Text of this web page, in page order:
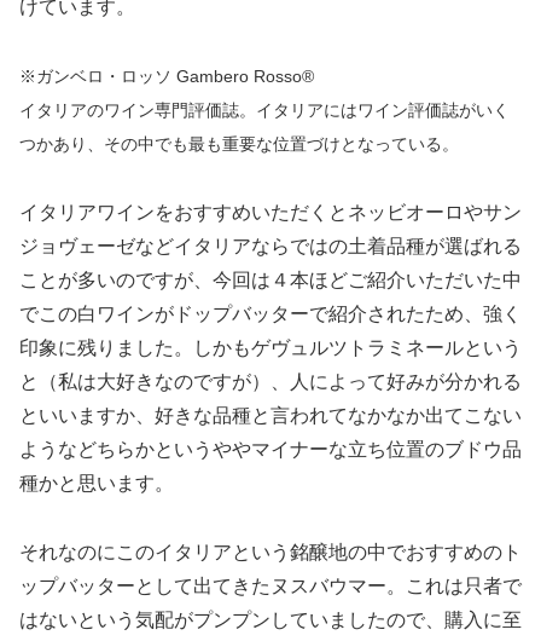
けています。
※ガンベロ・ロッソ Gambero Rosso®
イタリアのワイン専門評価誌。イタリアにはワイン評価誌がいく
つかあり、その中でも最も重要な位置づけとなっている。
イタリアワインをおすすめいただくとネッビオーロやサン
ジョヴェーゼなどイタリアならではの土着品種が選ばれる
ことが多いのですが、今回は４本ほどご紹介いただいた中
でこの白ワインがドップバッターで紹介されたため、強く
印象に残りました。しかもゲヴュルツトラミネールという
と（私は大好きなのですが）、人によって好みが分かれる
といいますか、好きな品種と言われてなかなか出てこない
ようなどちらかというややマイナーな立ち位置のブドウ品
種かと思います。
それなのにこのイタリアという銘醸地の中でおすすめのト
ップバッターとして出てきたヌスバウマー。これは只者で
はないという気配がプンプンしていましたので、購入に至